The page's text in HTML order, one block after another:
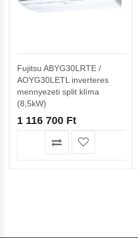
Fujitsu ABYG30LRTE /
AOYG30LETL inverteres
mennyezeti split klíma
(8,5kW)
1 116 700 Ft